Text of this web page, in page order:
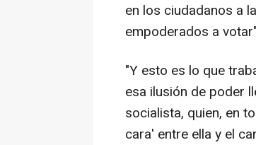
en los ciudadanos a
empoderados a
"Y esto es lo que
esa ilusión de poder
socialista, quien, en
cara' entre ella y el